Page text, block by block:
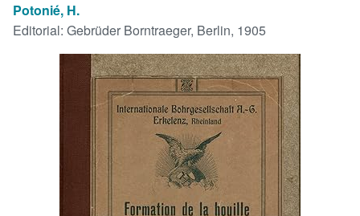
Colecciones
Arte y coleccionismo
CERRAR
Potonié, H.
Editorial: Gebrüder Borntraeger, Berlin, 1905